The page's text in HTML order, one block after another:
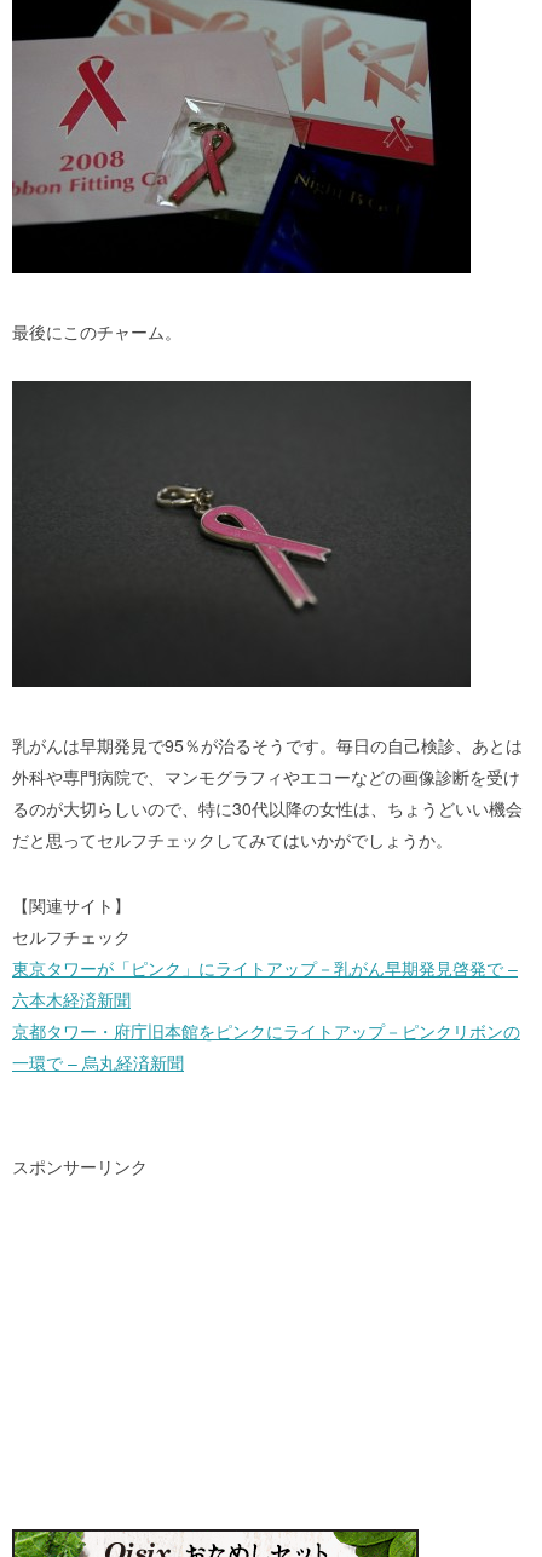
最後にこのチャーム。
乳がんは早期発見で95％が治るそうです。毎日の自己検診、あとは
外科や専門病院で、マンモグラフィやエコーなどの画像診断を受け
るのが大切らしいので、特に30代以降の女性は、ちょうどいい機会
だと思ってセルフチェックしてみてはいかがでしょうか。
【関連サイト】
セルフチェック
東京タワーが「ピンク」にライトアップ－乳がん早期発見啓発で –
六本木経済新聞
京都タワー・府庁旧本館をピンクにライトアップ－ピンクリボンの
一環で – 烏丸経済新聞
スポンサーリンク